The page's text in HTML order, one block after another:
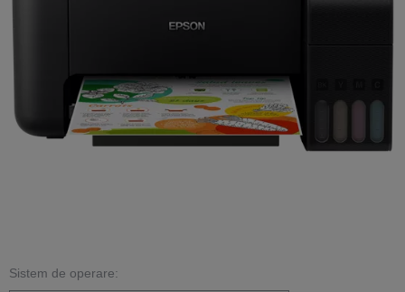
Sistem de operare: